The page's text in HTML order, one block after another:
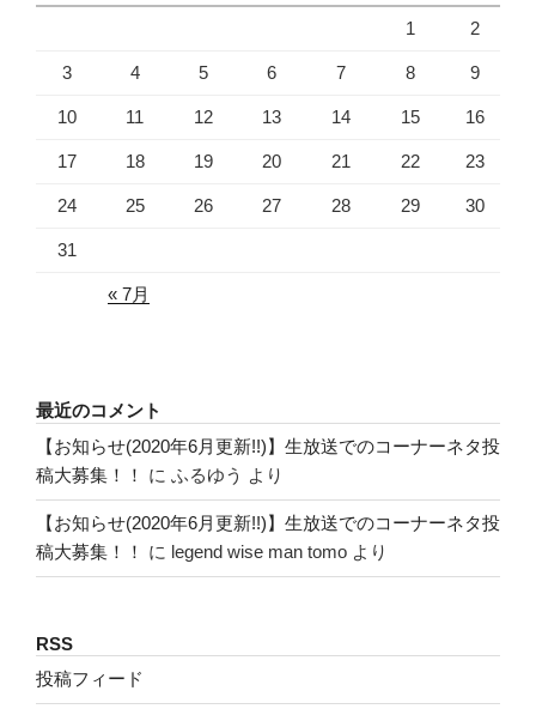
1 2
3 4 5 6 7 8 9
10 11 12 13 14 15 16
17 18 19 20 21 22 23
24 25 26 27 28 29 30
31
« 7月
最近のコメント
【お知らせ(2020年6月更新!!)】生放送でのコーナーネタ投
稿大募集！！
に ふるゆう より
【お知らせ(2020年6月更新!!)】生放送でのコーナーネタ投
稿大募集！！
に legend wise man tomo より
RSS
投稿フィード